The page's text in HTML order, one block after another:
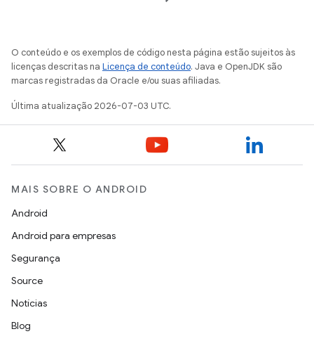
O conteúdo e os exemplos de código nesta página estão sujeitos às
licenças descritas na Licença de conteúdo. Java e OpenJDK são
marcas registradas da Oracle e/ou suas afiliadas.
Última atualização 2026-07-03 UTC.
MAIS SOBRE O ANDROID
Android
Android para empresas
Segurança
Source
Notícias
Blog